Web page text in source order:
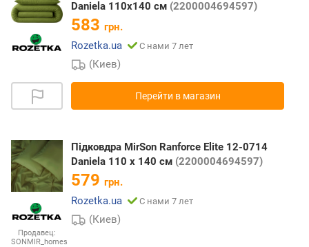
Daniela 110х140 см (2200004694597)
583 грн.
Rozetka.ua
С нами 7 лет
(Киев)
Перейти в магазин
Продавец:
SONMIR_homes
Підковдра MirSon Ranforce Elite 12-0714
Daniela 110 x 140 см (2200004694597)
579 грн.
Rozetka.ua
С нами 7 лет
(Киев)